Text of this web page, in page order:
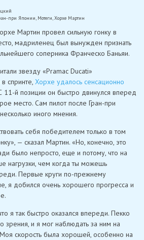
при Японии, Мотеги,Хорхе Мартин
Мартин провел сильную гонку в
мадриленец был вынужден признать
соперника Франческо Баньяи.
звезду «Pramac Ducati»
спринте, Хорхе удалось сенсационно
11-й позиции он быстро двинулся вперед
место. Сам пилот после Гран-при
иного мнения.
себя победителем только в том
— сказал Мартин. «Но, конечно, это
было непросто, еще и потому, что на
нагрузки, чем когда ты можешь
Первые круги по-прежнему
я добился очень хорошего прогресса и
я так быстро оказался впереди. Пекко
зрения, и я мог наблюдать за ним на
скорость была хорошей, особенно на